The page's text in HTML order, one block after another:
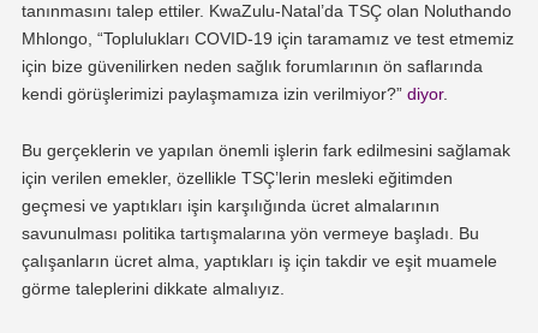
tanınmasını talep ettiler. KwaZulu-Natal’da TSÇ olan Noluthando
Mhlongo, “Toplulukları COVID-19 için taramamız ve test etmemiz
için bize güvenilirken neden sağlık forumlarının ön saflarında
kendi görüşlerimizi paylaşmamıza izin verilmiyor?” diyor.
Bu gerçeklerin ve yapılan önemli işlerin fark edilmesini sağlamak
için verilen emekler, özellikle TSÇ’lerin mesleki eğitimden
geçmesi ve yaptıkları işin karşılığında ücret almalarının
savunulması politika tartışmalarına yön vermeye başladı. Bu
çalışanların ücret alma, yaptıkları iş için takdir ve eşit muamele
görme taleplerini dikkate almalıyız.